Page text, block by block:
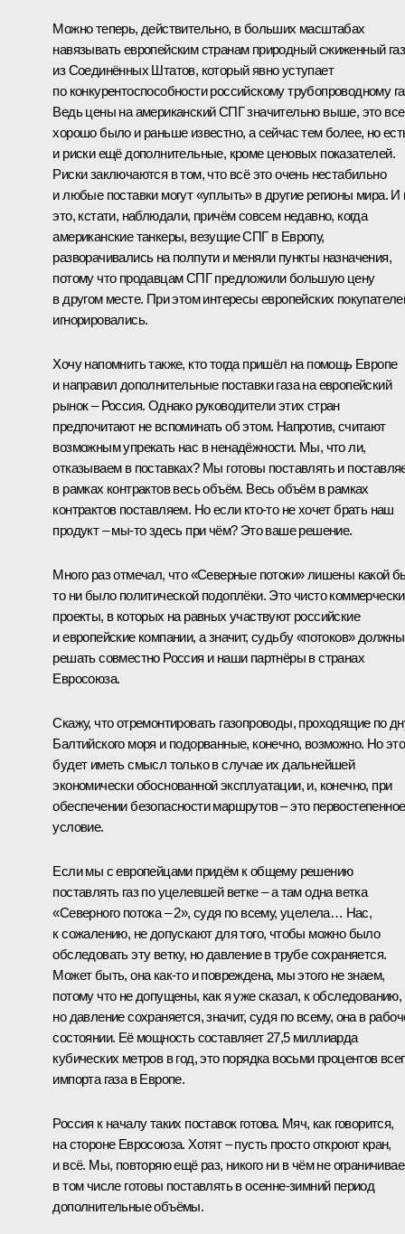
Можно теперь, действительно, в больших масштабах
навязывать европейским странам природный сжиженный газ
из Соединённых Штатов, который явно уступает
по конкурентоспособности российскому трубопроводному
Ведь цены на американский СПГ значительно выше, это
хорошо было и раньше известно, а сейчас тем более, но
и риски ещё дополнительные, кроме ценовых показателей.
Риски заключаются в том, что всё это очень нестабильно
и любые поставки могут «уплыть» в другие регионы мира.
это, кстати, наблюдали, причём совсем недавно, когда
американские танкеры, везущие СПГ в Европу,
разворачивались на полпути и меняли пункты назначения,
потому что продавцам СПГ предложили большую цену
в другом месте. При этом интересы европейских
игнорировались.
Хочу напомнить также, кто тогда пришёл на помощь Европе
и направил дополнительные поставки газа на европейский
рынок – Россия. Однако руководители этих стран
предпочитают не вспоминать об этом. Напротив, считают
возможным упрекать нас в ненадёжности. Мы, что ли,
отказываем в поставках? Мы готовы поставлять и
в рамках контрактов весь объём. Весь объём в рамках
контрактов поставляем. Но если кто-то не хочет брать наш
продукт – мы-то здесь при чём? Это ваше решение.
Много раз отмечал, что «Северные потоки» лишены какой
то ни было политической подоплёки. Это чисто
проекты, в которых на равных участвуют российские
и европейские компании, а значит, судьбу «потоков» должны
решать совместно Россия и наши партнёры в странах
Евросоюза.
Скажу, что отремонтировать газопроводы, проходящие по
Балтийского моря и подорванные, конечно, возможно. Но это
будет иметь смысл только в случае их дальнейшей
экономически обоснованной эксплуатации, и, конечно, при
обеспечении безопасности маршрутов – это первостепенное
условие.
Если мы с европейцами придём к общему решению
поставлять газ по уцелевшей ветке – а там одна ветка
«Северного потока – 2», судя по всему, уцелела… Нас,
к сожалению, не допускают для того, чтобы можно было
обследовать эту ветку, но давление в трубе сохраняется.
Может быть, она как-то и повреждена, мы этого не знаем,
потому что не допущены, как я уже сказал, к обследованию,
но давление сохраняется, значит, судя по всему, она в
состоянии. Её мощность составляет 27,5 миллиарда
кубических метров в год, это порядка восьми процентов
импорта газа в Европе.
Россия к началу таких поставок готова. Мяч, как говорится,
на стороне Евросоюза. Хотят – пусть просто откроют кран,
и всё. Мы, повторяю ещё раз, никого ни в чём не
в том числе готовы поставлять в осенне-зимний период
дополнительные объёмы.